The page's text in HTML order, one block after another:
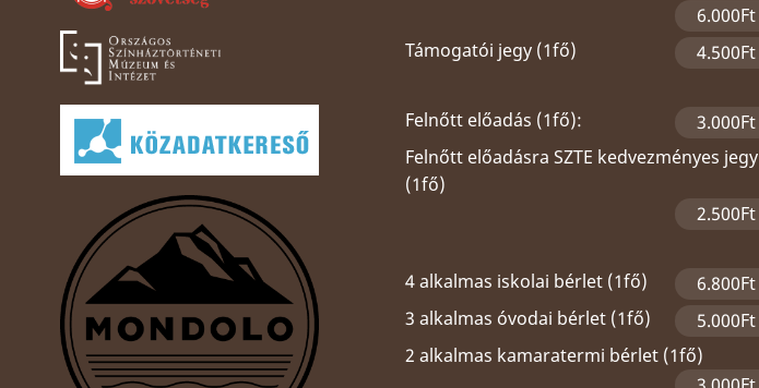
6.000Ft
Támogatói jegy (1fő)
4.500Ft
Felnőtt előadás (1fő):
3.000Ft
Felnőtt előadásra SZTE kedvezményes jegy
(1fő)
2.500Ft
4 alkalmas iskolai bérlet (1fő)
6.800Ft
3 alkalmas óvodai bérlet (1fő)
5.000Ft
2 alkalmas kamaratermi bérlet (1fő)